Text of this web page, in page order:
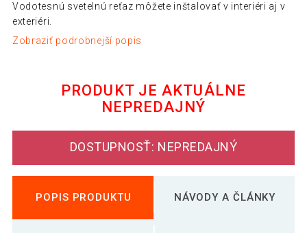
Vodotesnú svetelnú reťaz môžete inštalovať v interiéri aj v
exteriéri.
Zobraziť podrobnejší popis
PRODUKT JE AKTUÁLNE
NEPREDAJNÝ
DOSTUPNOSŤ: NEPREDAJNÝ
POPIS PRODUKTU NÁVODY A ČLÁNKY